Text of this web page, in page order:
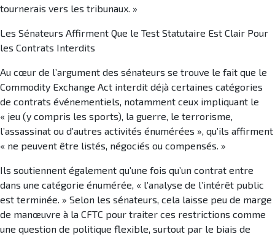
tournerais vers les tribunaux. »
Les Sénateurs Affirment Que le Test Statutaire Est Clair Pour
les Contrats Interdits
Au cœur de l’argument des sénateurs se trouve le fait que le
Commodity Exchange Act interdit déjà certaines catégories
de contrats événementiels, notamment ceux impliquant le
« jeu (y compris les sports), la guerre, le terrorisme,
l’assassinat ou d’autres activités énumérées », qu’ils affirment
« ne peuvent être listés, négociés ou compensés. »
Ils soutiennent également qu’une fois qu’un contrat entre
dans une catégorie énumérée, « l’analyse de l’intérêt public
est terminée. » Selon les sénateurs, cela laisse peu de marge
de manœuvre à la CFTC pour traiter ces restrictions comme
une question de politique flexible, surtout par le biais de